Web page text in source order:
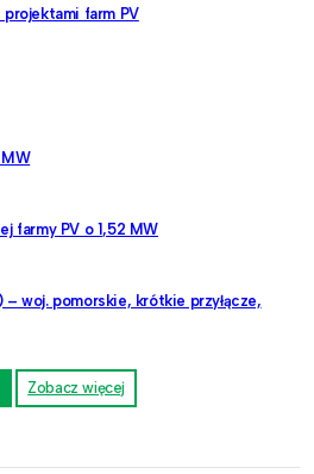
projektami farm PV
farmy PV o 1,52 MW
– woj. pomorskie, krótkie przyłącze,
Zobacz więcej